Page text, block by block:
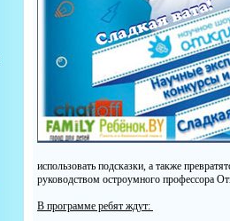
использовать подсказки, а также
руководством остроумного профессора
В программе ребят ждут: